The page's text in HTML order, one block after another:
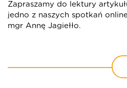
Zapraszamy do lektury
jedno z naszych spotkań
mgr Annę Jagiełło.